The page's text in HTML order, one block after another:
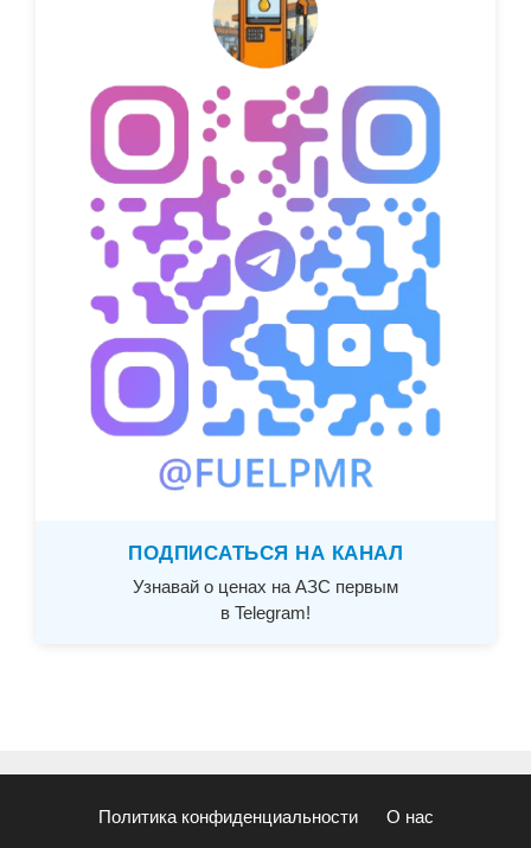
ПОДПИСАТЬСЯ НА КАНАЛ
Узнавай о ценах на АЗС первым
в Telegram!
Политика конфиденциальности О нас